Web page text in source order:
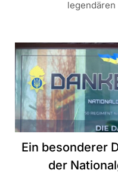
Ein besonderer
der